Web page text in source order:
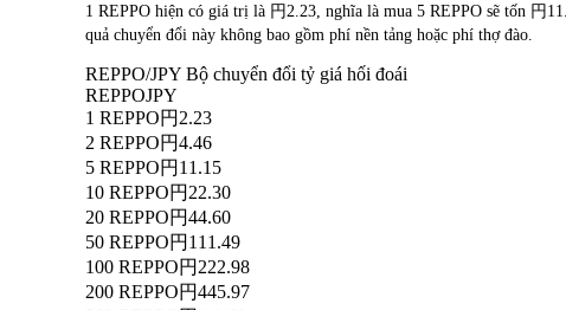
1 REPPO hiện có giá trị là 円2.23, nghĩa là mua 5 REPPO sẽ tốn 円
quả chuyển đổi này không bao gồm phí nền tảng hoặc phí thợ đào.
REPPO/JPY Bộ chuyển đổi tỷ giá hối đoái
REPPOJPY
1 REPPO円2.23
2 REPPO円4.46
5 REPPO円11.15
10 REPPO円22.30
20 REPPO円44.60
50 REPPO円111.49
100 REPPO円222.98
200 REPPO円445.97